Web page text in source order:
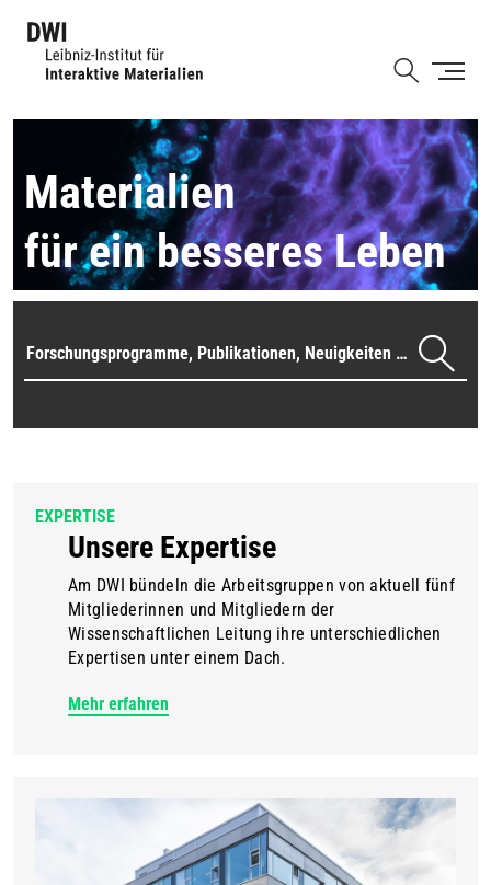
Materialien
für ein besseres Leben
EXPERTISE
Unsere Expertise
Am DWI bündeln die Arbeitsgruppen von aktuell fünf
Mitgliederinnen und Mitgliedern der
Wissenschaftlichen Leitung ihre unterschiedlichen
Expertisen unter einem Dach.
Mehr erfahren